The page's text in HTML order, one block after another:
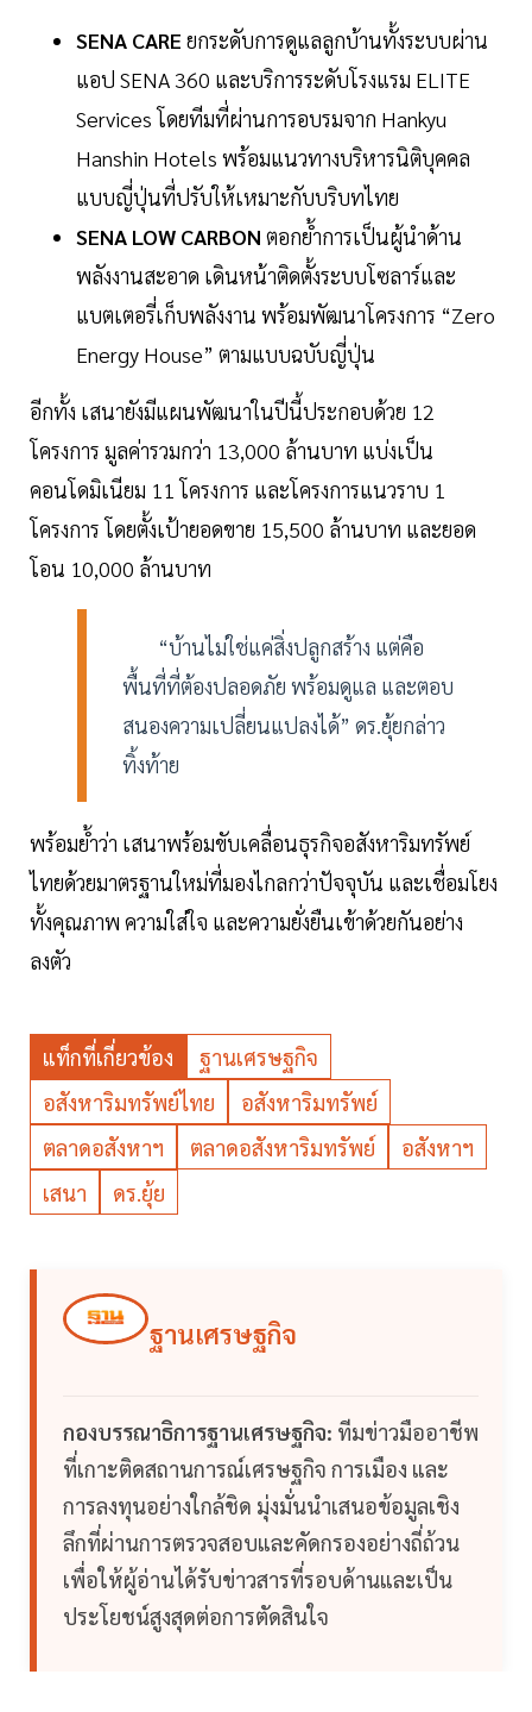
SENA CARE ยกระดับการดูแลลูกบ้านทั้งระบบผ่าน
แอป SENA 360 และบริการระดับโรงแรม ELITE
Services โดยทีมที่ผ่านการอบรมจาก Hankyu
Hanshin Hotels พร้อมแนวทางบริหารนิติบุคคล
แบบญี่ปุ่นที่ปรับให้เหมาะกับบริบทไทย
SENA LOW CARBON ตอกย้ำการเป็นผู้นำด้าน
พลังงานสะอาด เดินหน้าติดตั้งระบบโซลาร์และ
แบตเตอรี่เก็บพลังงาน พร้อมพัฒนาโครงการ “Zero
Energy House” ตามแบบฉบับญี่ปุ่น
อีกทั้ง เสนายังมีแผนพัฒนาในปีนี้ประกอบด้วย 12
โครงการ มูลค่ารวมกว่า 13,000 ล้านบาท แบ่งเป็น
คอนโดมิเนียม 11 โครงการ และโครงการแนวราบ 1
โครงการ โดยตั้งเป้ายอดขาย 15,500 ล้านบาท และยอด
โอน 10,000 ล้านบาท
“บ้านไม่ใช่แค่สิ่งปลูกสร้าง แต่คือ
พื้นที่ที่ต้องปลอดภัย พร้อมดูแล และตอบ
สนองความเปลี่ยนแปลงได้” ดร.ยุ้ยกล่าว
ทิ้งท้าย
พร้อมย้ำว่า เสนาพร้อมขับเคลื่อนธุรกิจอสังหาริมทรัพย์
ไทยด้วยมาตรฐานใหม่ที่มองไกลกว่าปัจจุบัน และเชื่อมโยง
ทั้งคุณภาพ ความใส่ใจ และความยั่งยืนเข้าด้วยกันอย่าง
ลงตัว
แท็กที่เกี่ยวข้อง
ฐานเศรษฐกิจ
อสังหาริมทรัพย์ไทย
อสังหาริมทรัพย์
ตลาดอสังหาฯ
ตลาดอสังหาริมทรัพย์
อสังหาฯ
เสนา
ดร.ยุ้ย
ฐานเศรษฐกิจ
กองบรรณาธิการฐานเศรษฐกิจ: ทีมข่าวมืออาชีพ
ที่เกาะติดสถานการณ์เศรษฐกิจ การเมือง และ
การลงทุนอย่างใกล้ชิด มุ่งมั่นนำเสนอข้อมูลเชิง
ลึกที่ผ่านการตรวจสอบและคัดกรองอย่างถี่ถ้วน
เพื่อให้ผู้อ่านได้รับข่าวสารที่รอบด้านและเป็น
ประโยชน์สูงสุดต่อการตัดสินใจ